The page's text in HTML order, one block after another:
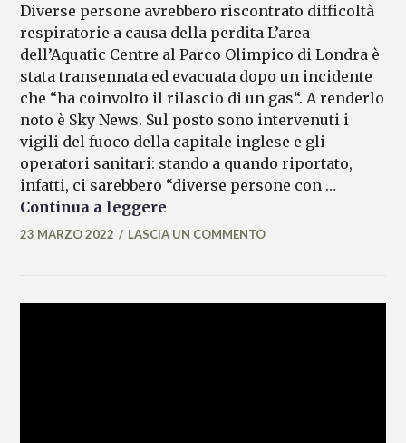
Diverse persone avrebbero riscontrato difficoltà
respiratorie a causa della perdita L’area
dell’Aquatic Centre al Parco Olimpico di Londra è
stata transennata ed evacuata dopo un incidente
che “ha coinvolto il rilascio di un gas“. A renderlo
noto è Sky News. Sul posto sono intervenuti i
vigili del fuoco della capitale inglese e gli
operatori sanitari: stando a quando riportato,
infatti, ci sarebbero “diverse persone con …
Continua a leggere
ALESSIA
23 MARZO 2022 LASCIA UN COMMENTO